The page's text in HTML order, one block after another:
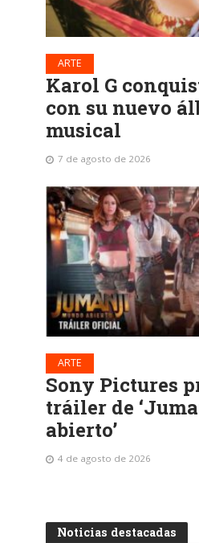
ARTE
Karol G
con su nuevo
musical
7 de agosto de 2026
ARTE
Sony Pictures
tráiler de
abierto’
4 de agosto de 2026
Noticias destacadas